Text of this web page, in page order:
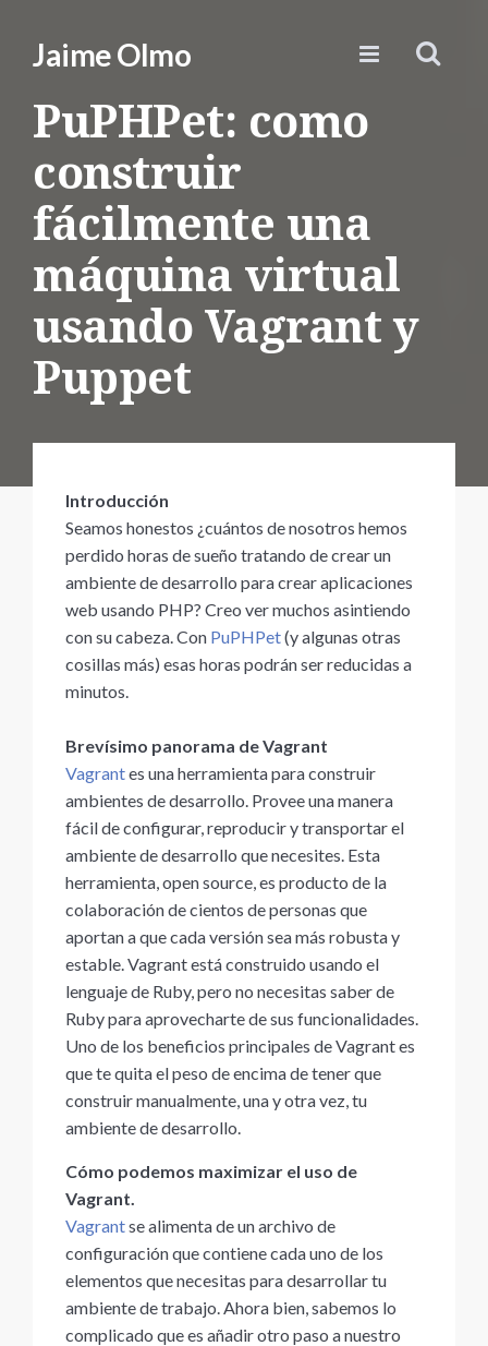
Jaime Olmo
PuPHPet: como
construir
fácilmente una
máquina virtual
usando Vagrant y
Puppet
Introducción
Seamos honestos ¿cuántos de nosotros hemos
perdido horas de sueño tratando de crear un
ambiente de desarrollo para crear aplicaciones
web usando PHP? Creo ver muchos asintiendo
con su cabeza. Con PuPHPet(y algunas otras
cosillas más) esas horas podrán ser reducidas a
minutos.
Brevísimo panorama de Vagrant
Vagrantes una herramienta para construir
ambientes de desarrollo. Provee una manera
fácil de configurar, reproducir y transportar el
ambiente de desarrollo que necesites. Esta
herramienta, open source, es producto de la
colaboración de cientos de personas que
aportan a que cada versión sea más robusta y
estable. Vagrant está construido usando el
lenguaje de Ruby, pero no necesitas saber de
Ruby para aprovecharte de sus funcionalidades.
Uno de los beneficios principales de Vagrant es
que te quita el peso de encima de tener que
construir manualmente, una y otra vez, tu
ambiente de desarrollo.
Cómo podemos maximizar el uso de
Vagrant.
Vagrantse alimenta de un archivo de
configuración que contiene cada uno de los
elementos que necesitas para desarrollar tu
ambiente de trabajo. Ahora bien, sabemos lo
complicado que es añadir otro paso a nuestro